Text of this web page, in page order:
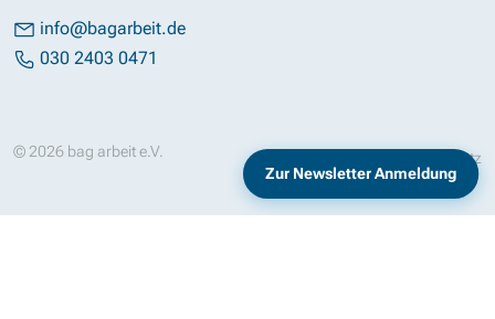
info@bagarbeit.de
030 2403 0471
© 2026 bag arbeit e.V. Datenschutz
Zur Newsletter Anmeldung